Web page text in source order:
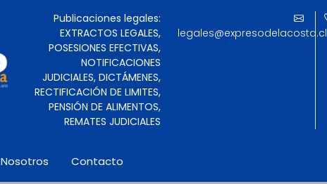
Publicaciones legales:
EXTRACTOS LEGALES,
POSESIONES EFECTIVAS,
NOTIFICACIONES
JUDICIALES, DICTÁMENES,
RECTIFICACIÓN DE LIMITES,
PENSIÓN DE ALIMENTOS,
REMATES JUDICIALES
legales@expresodelacosta.cl
Nosotros Contacto